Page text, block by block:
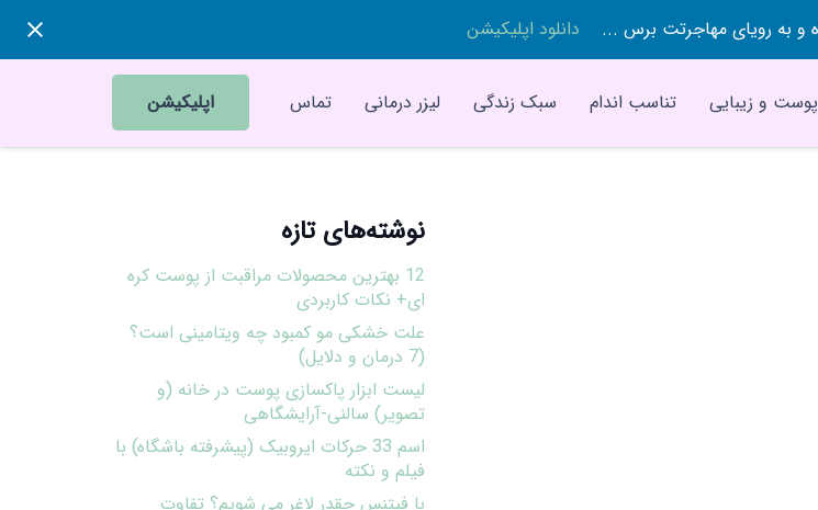
دانلود اپلیکیشن
پوست و زیبایی تناسب اندام سبک زندگی لیزر درمانی تماس اپلیکیشن
نوشته‌های تازه
12 بهترین محصولات مراقبت از پوست کره
ای+ نکات کاربردی
علت خشکی مو کمبود چه ویتامینی است؟
(7 درمان و دلایل)
لیست ابزار پاکسازی پوست در خانه (و
تصویر) سالنی-آرایشگاهی
اسم 33 حرکات ایروبیک (پیشرفته باشگاه) با
فیلم و نکته
با فیتنس چقدر لاغر می شویم؟ تفاوت